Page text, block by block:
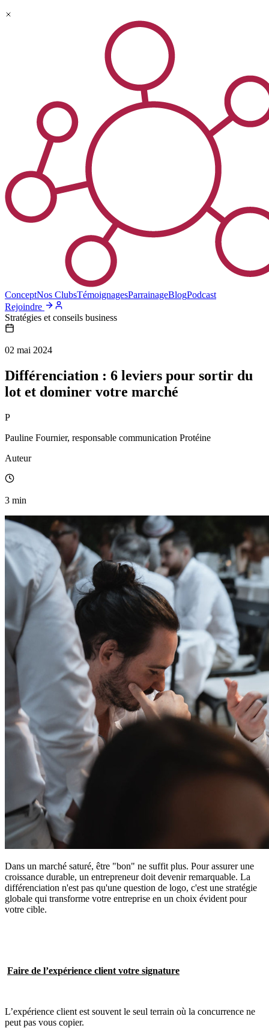
ConceptNos ClubsTémoignagesParrainageBlogPodcast
Rejoindre
Stratégies et conseils business
02 mai 2024
Différenciation : 6 leviers pour sortir du
lot et dominer votre marché
P
Pauline Fournier, responsable communication Protéine
Auteur
3 min
Dans un marché saturé, être "bon" ne suffit plus. Pour assurer une
croissance durable, un entrepreneur doit devenir remarquable. La
différenciation n'est pas qu'une question de logo, c'est une stratégie
globale qui transforme votre entreprise en un choix évident pour
votre cible.
Faire de l’expérience client votre signature
L’expérience client est souvent le seul terrain où la concurrence ne
peut pas vous copier.